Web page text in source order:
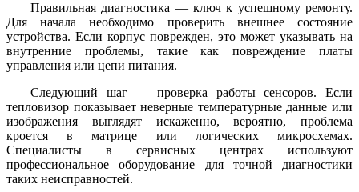
Правильная диагностика — ключ к успешному ремонту.
Для начала необходимо проверить внешнее состояние
устройства. Если корпус поврежден, это может указывать на
внутренние проблемы, такие как повреждение платы
управления или цепи питания.
Следующий шаг — проверка работы сенсоров. Если
тепловизор показывает неверные температурные данные или
изображения выглядят искаженно, вероятно, проблема
кроется в матрице или логических микросхемах.
Специалисты в сервисных центрах используют
профессиональное оборудование для точной диагностики
таких неисправностей.